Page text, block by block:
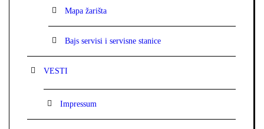
Mapa žarišta
Bajs servisi i servisne stanice
VESTI
Impressum